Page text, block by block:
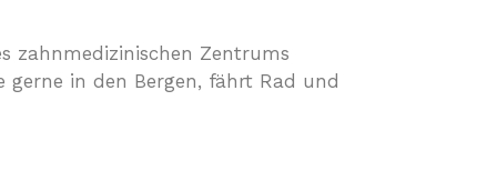
zahnmedizinischen Zentrums
gerne in den Bergen, fährt Rad und